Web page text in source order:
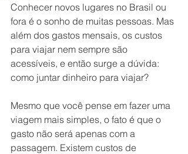
Conhecer novos lugares no Brasil ou
fora é o sonho de muitas pessoas. Mas
além dos gastos mensais, os custos
para viajar nem sempre são
acessíveis, e então surge a dúvida:
como juntar dinheiro para viajar?
Mesmo que você pense em fazer uma
viagem mais simples, o fato é que o
gasto não será apenas com a
passagem. Existem custos de